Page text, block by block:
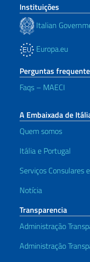
Instituições
Italian
Europa.eu
Perguntas
Faqs – MAECI
A Embaixada de
Quem somos
Itália e Portugal
Serviços Consulares
Notícia
Transparencia
Administração
Administração